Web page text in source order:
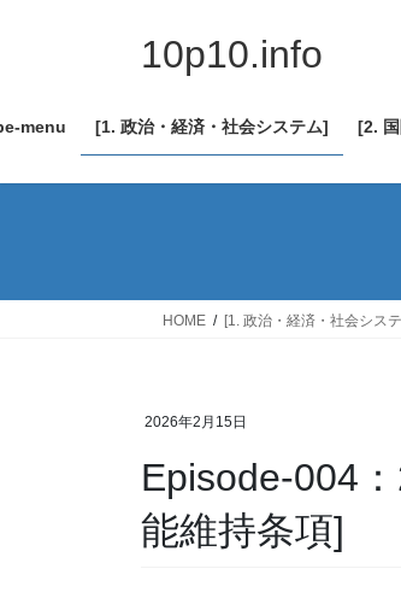
ツ
ス
シ
ン
10p10.info
menu [1. 政治・経済・社会システム] [2.
HOME [1. 政治・経済・社会シス
2026年2月15日
Episode-004
能維持条項]